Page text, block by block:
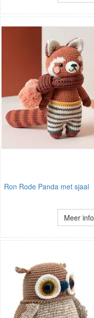
Ron Rode Panda met sjaal
Meer info